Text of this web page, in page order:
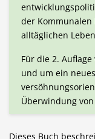
der
alltäglichen
Für die 2.
und um ein
Überwindung
Dieses Buch